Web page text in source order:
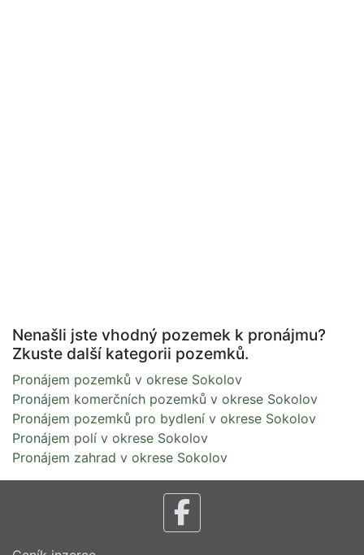
Nenašli jste vhodný pozemek k pronájmu?
Zkuste další kategorii pozemků.
Pronájem pozemků v okrese Sokolov
Pronájem komerčních pozemků v okrese Sokolov
Pronájem pozemků pro bydlení v okrese Sokolov
Pronájem polí v okrese Sokolov
Pronájem zahrad v okrese Sokolov